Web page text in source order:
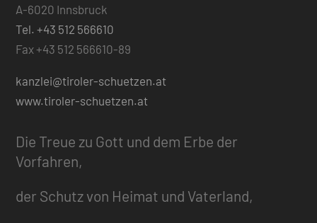
A-6020 Innsbruck
Tel. +43 512 566610
Fax +43 512 566610-89
kanzlei@tiroler-schuetzen.at
www.tiroler-schuetzen.at
Die Treue zu Gott und dem Erbe der
Vorfahren,
der Schutz von Heimat und Vaterland,